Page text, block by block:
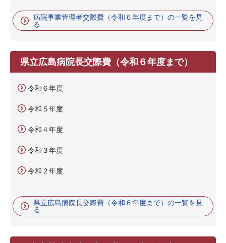
病院事業管理者交際費（令和６年度まで）の一覧を見
る
県立広島病院長交際費（令和６年度まで）
令和６年度
令和５年度
令和４年度
令和３年度
令和２年度
県立広島病院長交際費（令和６年度まで）の一覧を見
る